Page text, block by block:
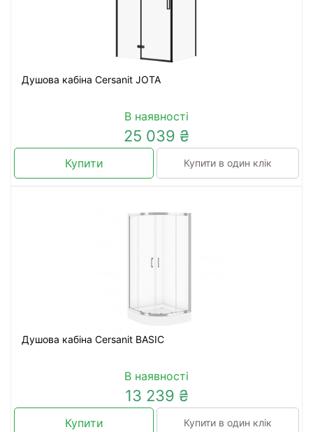
Душова кабіна Cersanit JOTA
В наявності
25 039 ₴
Купити Купити в один клік
Душова кабіна Cersanit BASIC
В наявності
13 239 ₴
Купити Купити в один клік